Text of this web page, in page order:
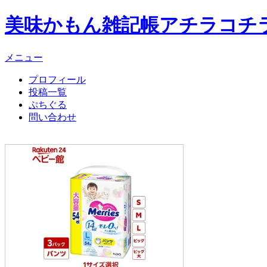
美味かもん雑記帳アチラコチ
メニュー
プロフィール
投稿一覧
ぷちぐる
問い合わせ